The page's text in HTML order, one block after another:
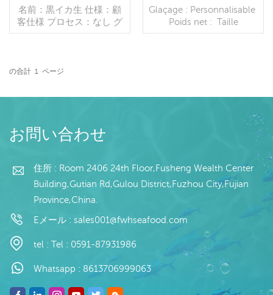
名前：黒イカ生 仕様：顧
客仕様 プロセス：なし グ
レージング：BQF 40％
りバッグ（カスタマイズ可
出 min .注文：20フィート
れた取消不能のLCを一目
で 発送：入金確認後20日
ド：fu wang hang
mer en gros à vendre
Glaçage : Personnalisable
Poids net : Taille
personnalisable : Moins de
Chine Processus de
congélation : IQF, BQF
の合計 1 ページ
お問い合わせ
住所 : Room 2406 24th Floor,Fusheng Wealth Center
Building,Gutian Rd,Gulou District,Fuzhou City,Fujian
Province,China.
Eメール : sales001@fwhseafood.com
tel : Tel : 0591-87931986
Whatsapp : 8613706999063